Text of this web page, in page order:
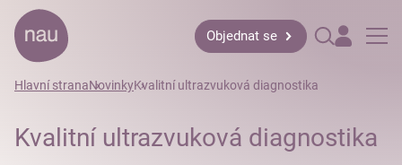
Objednat se
Hlavní stranaNovinkyKvalitní ultrazvuková diagnostika
Kvalitní ultrazvuková diagnostika